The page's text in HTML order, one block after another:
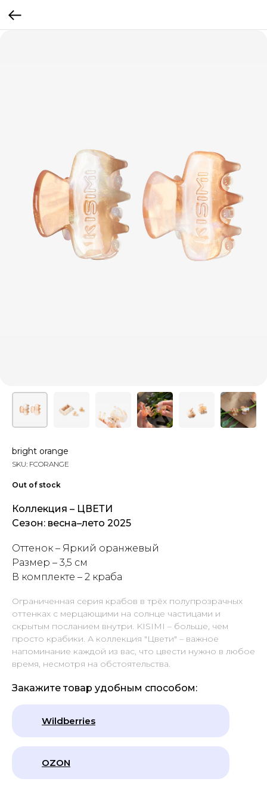
bright orange
SKU: FCORANGE
Out of stock
Коллекция – ЦВЕТИ
Сезон: весна–лето 2025
Оттенок – Яркий оранжевый
Размер – 3,5 см
В комплекте – 2 краба
Ограниченная серия крабов в трёх полупрозрачных
оттенках с мерцающими на солнце частицами и
скрытым посланием внутри. KISIMI – больше, чем
просто крабики. А коллекция "Цвети" – важное
напоминание каждой из вас, что цвести нужно в любое
время, несмотря на обстоятельства.
Закажите товар удобным способом:
Wildberries
OZON